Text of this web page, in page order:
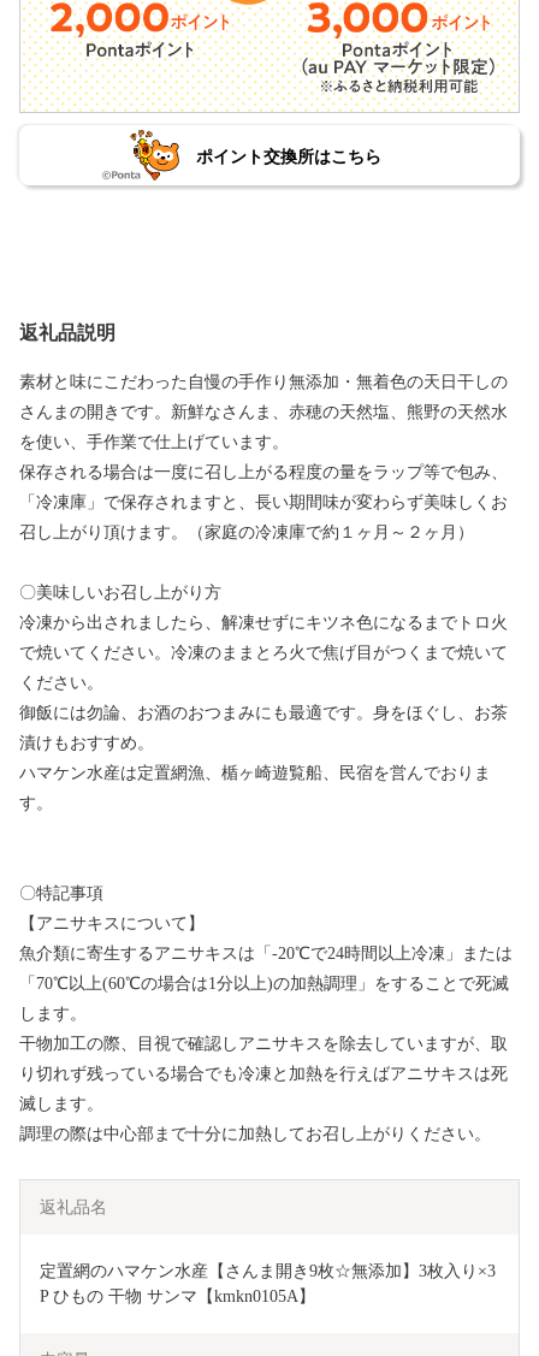
ポイント交換所はこちら
返礼品説明
素材と味にこだわった自慢の手作り無添加・無着色の天日干しの
さんまの開きです。新鮮なさんま、赤穂の天然塩、熊野の天然水
を使い、手作業で仕上げています。
保存される場合は一度に召し上がる程度の量をラップ等で包み、
「冷凍庫」で保存されますと、長い期間味が変わらず美味しくお
召し上がり頂けます。（家庭の冷凍庫で約１ヶ月～２ヶ月）
〇美味しいお召し上がり方
冷凍から出されましたら、解凍せずにキツネ色になるまでトロ火
で焼いてください。冷凍のままとろ火で焦げ目がつくまで焼いて
ください。
御飯には勿論、お酒のおつまみにも最適です。身をほぐし、お茶
漬けもおすすめ。
ハマケン水産は定置網漁、楯ヶ崎遊覧船、民宿を営んでおりま
す。
〇特記事項
【アニサキスについて】
魚介類に寄生するアニサキスは「-20℃で24時間以上冷凍」または
「70℃以上(60℃の場合は1分以上)の加熱調理」をすることで死滅
します。
干物加工の際、目視で確認しアニサキスを除去していますが、取
り切れず残っている場合でも冷凍と加熱を行えばアニサキスは死
滅します。
調理の際は中心部まで十分に加熱してお召し上がりください。
返礼品名
定置網のハマケン水産【さんま開き9枚☆無添加】3枚入り×3
P ひもの 干物 サンマ【kmkn0105A】